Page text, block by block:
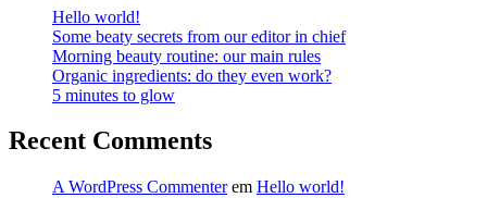
Hello world!
Some beaty secrets from our editor in chief
Morning beauty routine: our main rules
Organic ingredients: do they even work?
5 minutes to glow
Recent Comments
A WordPress Commenterem Hello world!